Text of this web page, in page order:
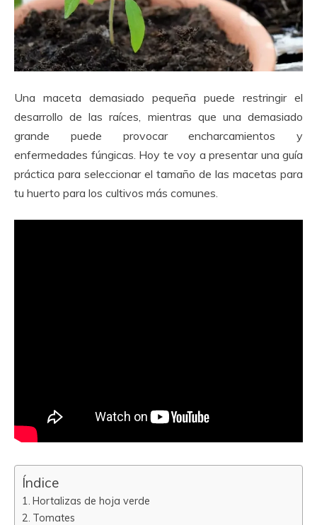
Una maceta demasiado pequeña puede restringir el
desarrollo de las raíces, mientras que una demasiado
grande puede provocar encharcamientos y
enfermedades fúngicas. Hoy te voy a presentar una guía
práctica para seleccionar el tamaño de las macetas para
tu huerto para los cultivos más comunes.
Índice
Hortalizas de hoja verde
Tomates